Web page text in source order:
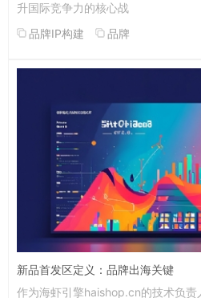
升国际竞争力的核心战
品牌IP构建
品牌
新品首发区定义：品牌出海关键
作为海虾引擎haishop.cn的技术负